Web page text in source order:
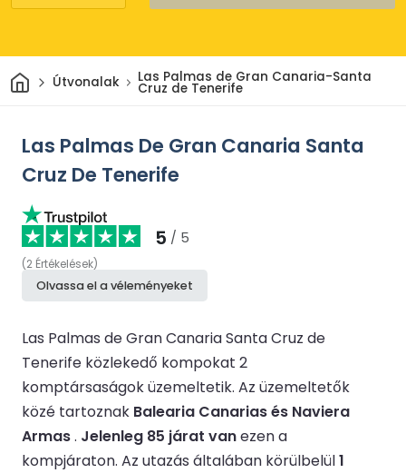
Otthon
Útvonalak Las Palmas de Gran Canaria-Santa
Cruz de Tenerife
Las Palmas De Gran Canaria Santa
Cruz De Tenerife
5 / 5
(2 Értékelések)
Olvassa el a véleményeket
Las Palmas de Gran Canaria Santa Cruz de
Tenerife közlekedő kompokat 2
komptársaságok üzemeltetik. Az üzemeltetők
közé tartoznak Balearia Canarias és Naviera
Armas. Jelenleg 85 járat vanezen a
kompjáraton. Az utazás általában körülbelül1